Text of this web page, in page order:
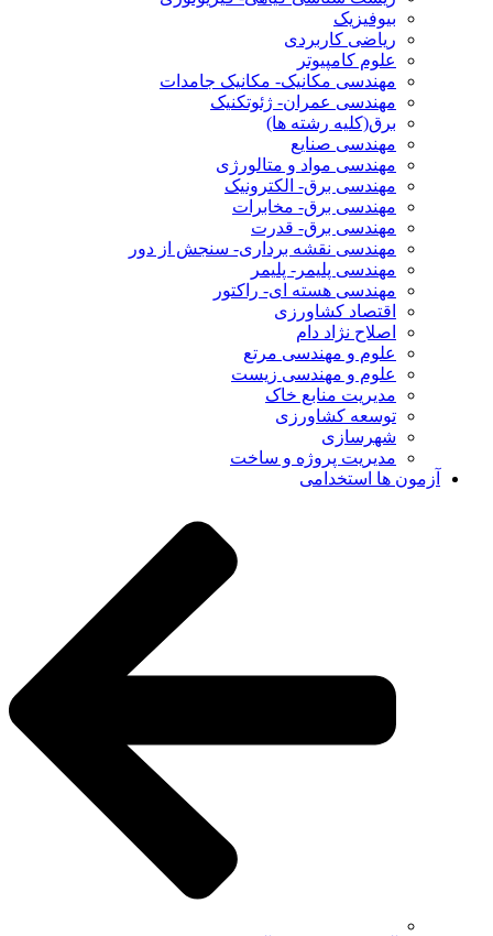
بیوفیزیک
ریاضی کاربردی
علوم کامپیوتر
مهندسی مکانیک- مکانیک جامدات
مهندسی عمران- ژئوتکنیک
برق(کلیه رشته ها)
مهندسی صنایع
مهندسی مواد و متالورژی
مهندسی برق- الکترونیک
مهندسی برق- مخابرات
مهندسی برق- قدرت
مهندسی نقشه برداری- سنجش از دور
مهندسی پلیمر- پلیمر
مهندسی هسته ای- راکتور
اقتصاد کشاورزی
اصلاح نژاد دام
علوم و مهندسی مرتع
علوم و مهندسی زیست
مدیریت منابع خاک
توسعه کشاورزی
شهرسازی
مدیریت پروژه و ساخت
آزمون ها استخدامی